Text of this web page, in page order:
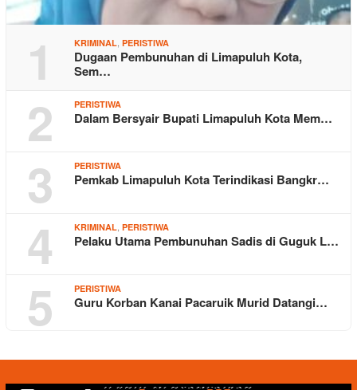
1 KRIMINAL, PERISTIWA
Dugaan Pembunuhan di Limapuluh Kota,
Sem…
2 PERISTIWA
Dalam Bersyair Bupati Limapuluh Kota Mem…
3 PERISTIWA
Pemkab Limapuluh Kota Terindikasi Bangkr…
4 KRIMINAL, PERISTIWA
Pelaku Utama Pembunuhan Sadis di Guguk L…
5 PERISTIWA
Guru Korban Kanai Pacaruik Murid Datangi…